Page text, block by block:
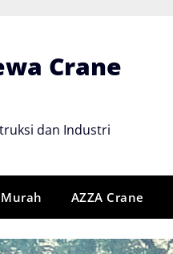
Crane
dan Industri
Murah AZZA Crane